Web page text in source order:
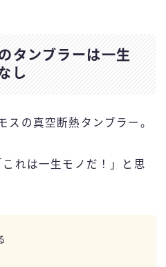
タンブラーは一生
し
スの真空断熱タンブラー。
れは一生モノだ！」と思